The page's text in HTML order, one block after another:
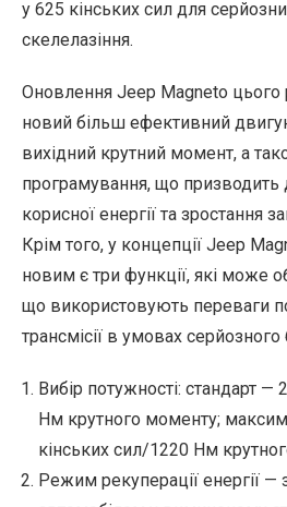
у 625 кінських сил для
скелелазіння.
Оновлення Jeep Magneto
новий більш ефективний
вихідний крутний момент, а
програмування, що призводить
корисної енергії та зростання
Крім того, у концепції Jeep
новим є три функції, які може
що використовують переваги
трансмісії в умовах
Вибір потужності: стандарт —
Нм крутного моменту;
кінських сил/1220 Нм
Режим рекуперації енергії —